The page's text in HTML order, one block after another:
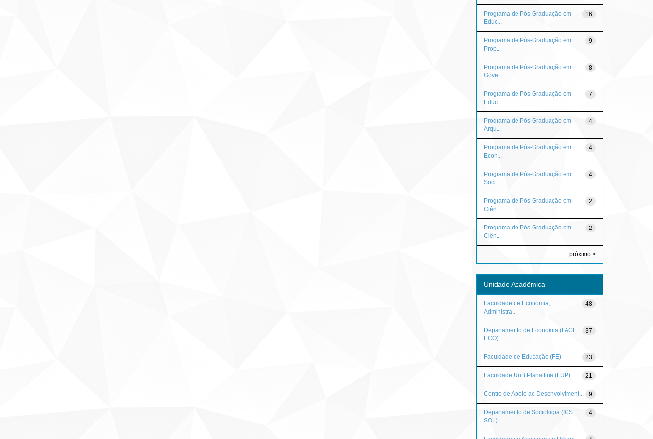
16
Programa de Pós-Graduação em
Educ...
9
Programa de Pós-Graduação em
Prop...
8
Programa de Pós-Graduação em
Gove...
7
Programa de Pós-Graduação em
Educ...
4
Programa de Pós-Graduação em
Arqu...
4
Programa de Pós-Graduação em
Econ...
4
Programa de Pós-Graduação em
Soci...
2
Programa de Pós-Graduação em
Ciên...
2
Programa de Pós-Graduação em
Ciên...
próximo >
Unidade Acadêmica
48
Faculdade de Economia,
Administra...
37
Departamento de Economia (FACE
ECO)
23
Faculdade de Educação (FE)
21
Faculdade UnB Planaltina (FUP)
9
Centro de Apoio ao Desenvolviment...
4
Departamento de Sociologia (ICS
SOL)